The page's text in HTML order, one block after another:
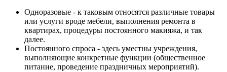
Одноразовые - к таковым относятся различные товары
или услуги вроде мебели, выполнения ремонта в
квартирах, процедуры постоянного макияжа, и так
далее.
Постоянного спроса - здесь уместны учреждения,
выполняющие конкретные функции (общественное
питание, проведение праздничных мероприятий).